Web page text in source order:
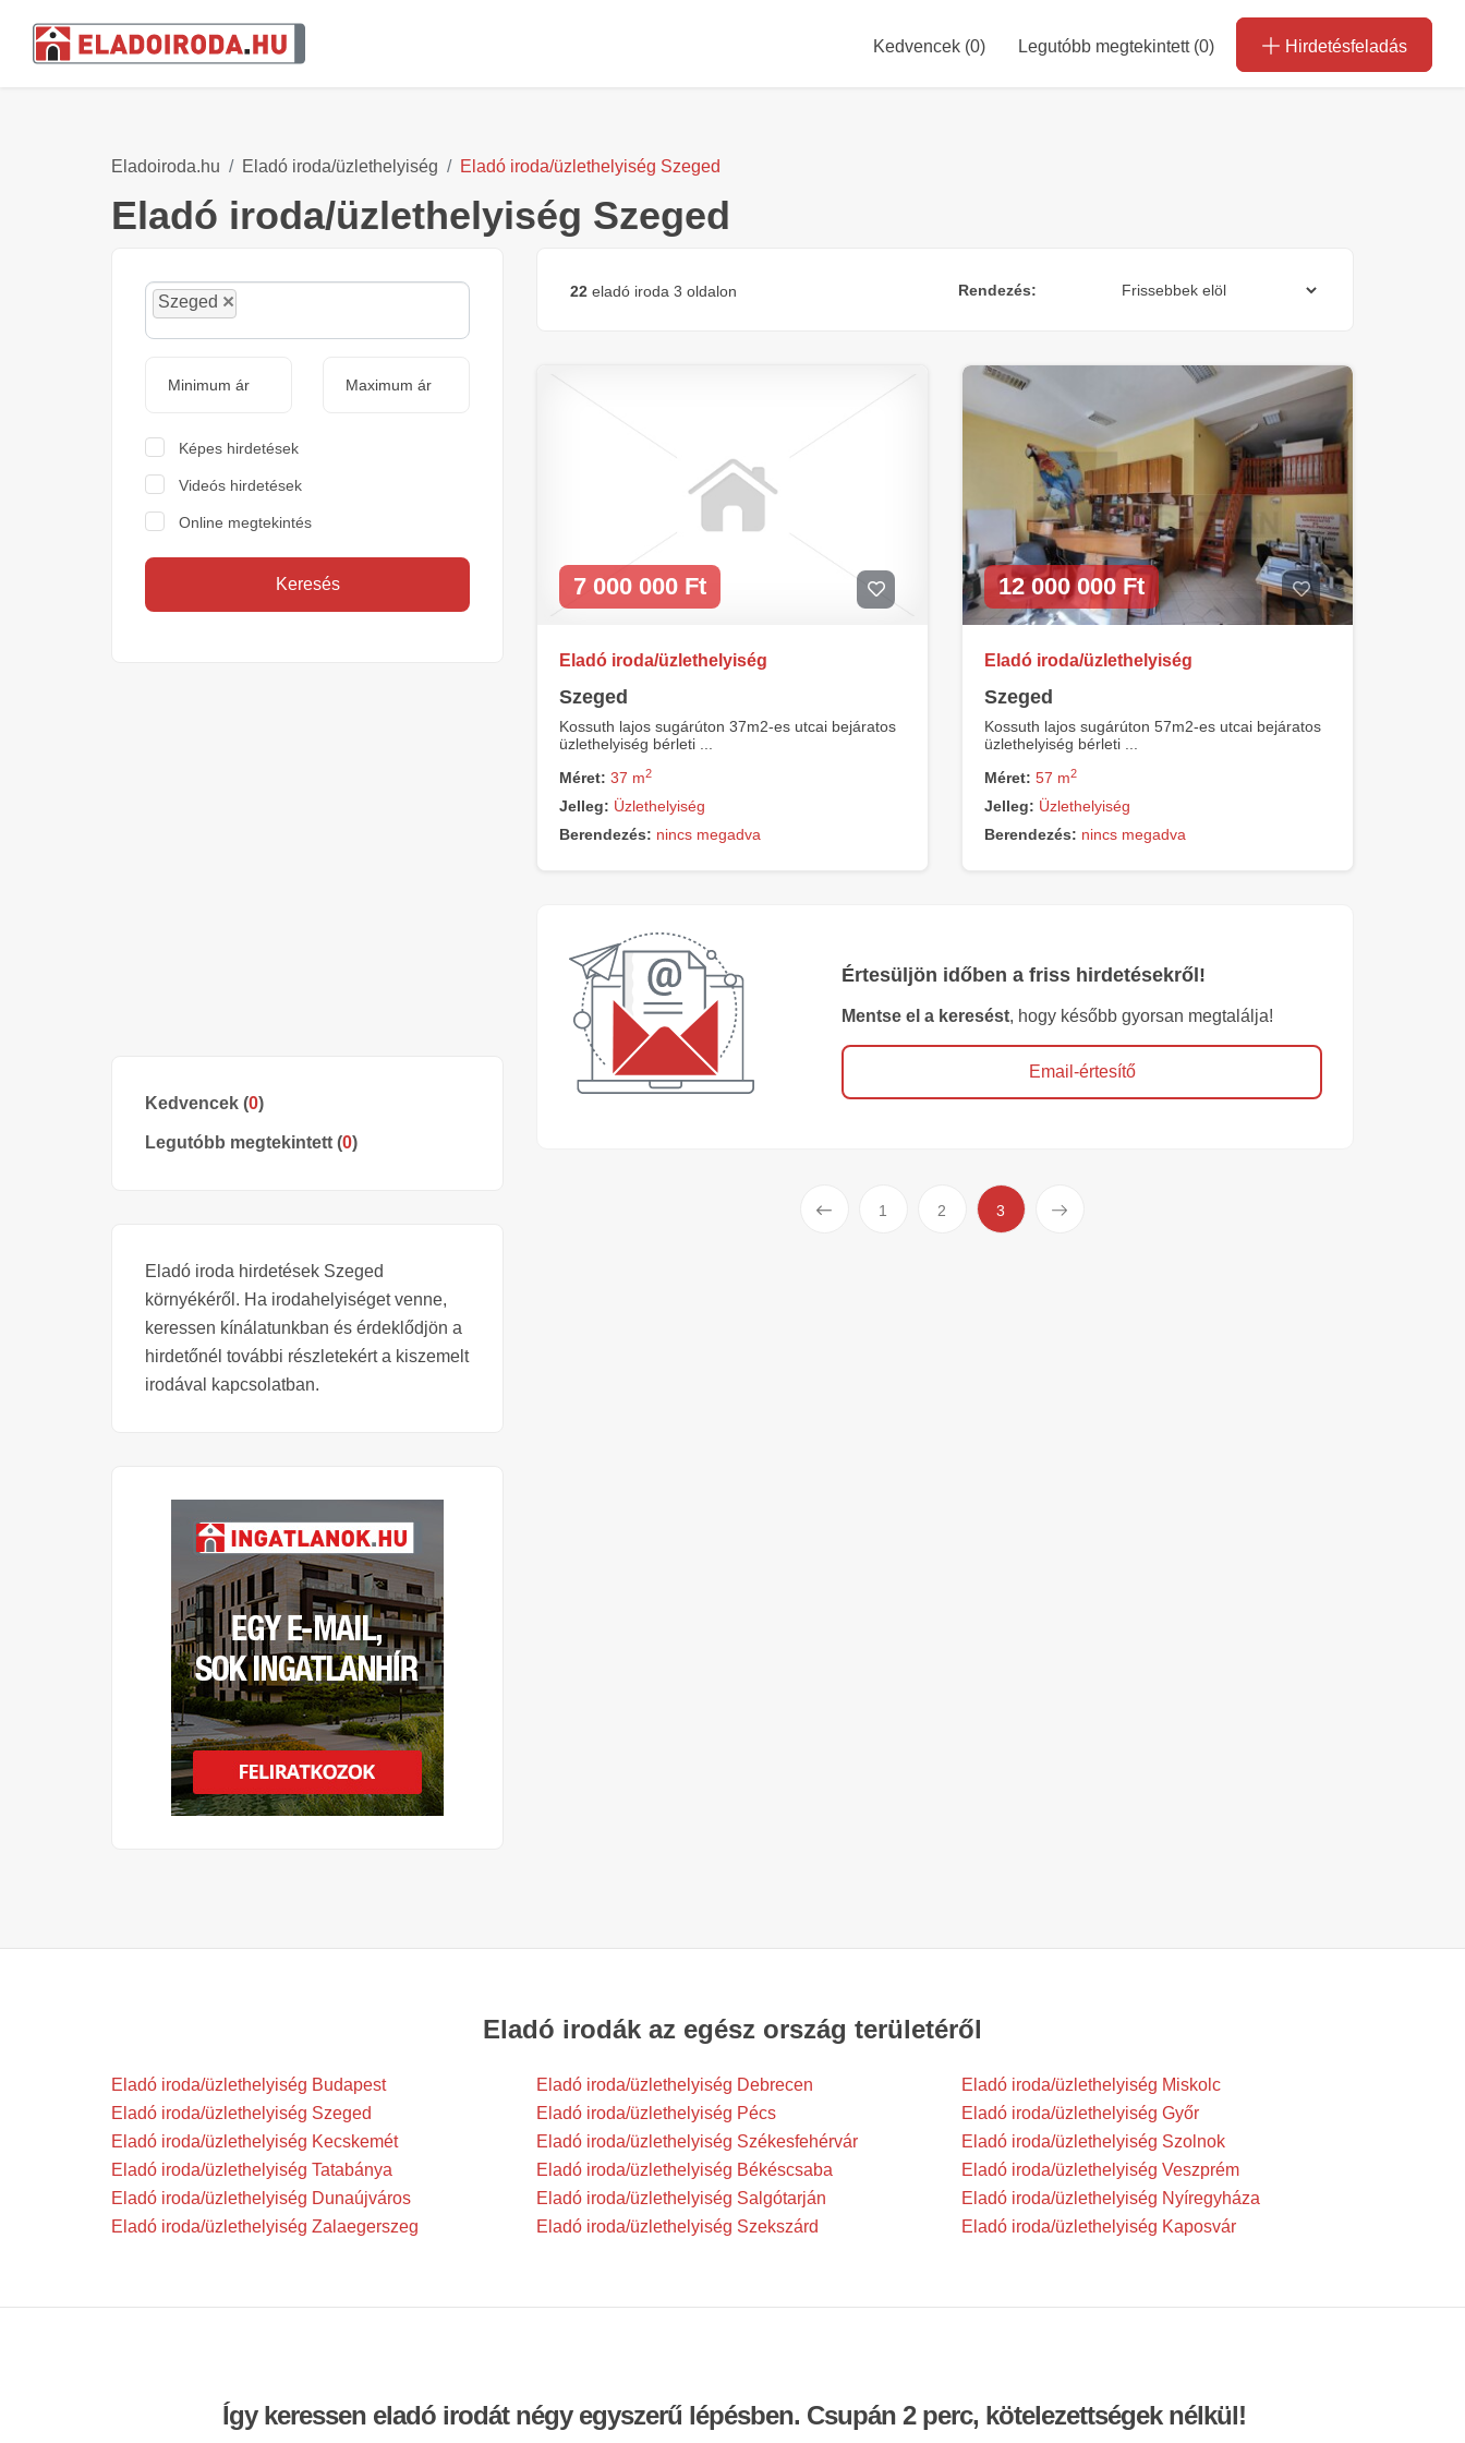
Kedvencek (0) Legutóbb megtekintett (0) Hirdetésfeladás
Eladoiroda.hu Eladó iroda/üzlethelyiség Eladó iroda/üzlethelyiség Szeged
Eladó iroda/üzlethelyiség Szeged
×
Szeged
Képes hirdetések
Videós hirdetések
Online megtekintés
Keresés
Kedvencek (0)
Legutóbb megtekintett (0)
Eladó iroda hirdetések Szeged
környékéről. Ha irodahelyiséget venne,
keressen kínálatunkban és érdeklődjön a
hirdetőnél további részletekért a kiszemelt
irodával kapcsolatban.
22 eladó iroda 3 oldalon Rendezés:
7 000 000 Ft
Eladó iroda/üzlethelyiség
Szeged
Kossuth lajos sugárúton 37m2-es utcai bejáratos
üzlethelyiség bérleti ...
Méret: 37 m2
Jelleg: Üzlethelyiség
Berendezés: nincs megadva
12 000 000 Ft
Eladó iroda/üzlethelyiség
Szeged
Kossuth lajos sugárúton 57m2-es utcai bejáratos
üzlethelyiség bérleti ...
Méret: 57 m2
Jelleg: Üzlethelyiség
Berendezés: nincs megadva
Értesüljön időben a friss hirdetésekről!
Mentse el a keresést, hogy később gyorsan megtalálja!
Email-értesítő
Előző 1 2 3 Következő
Eladó irodák az egész ország területéről
Eladó iroda/üzlethelyiség Budapest Eladó iroda/üzlethelyiség Debrecen
Eladó iroda/üzlethelyiség Miskolc
Eladó iroda/üzlethelyiség Szeged
Eladó iroda/üzlethelyiség Pécs
Eladó iroda/üzlethelyiség Győr
Eladó iroda/üzlethelyiség Kecskemét
Eladó iroda/üzlethelyiség Székesfehérvár
Eladó iroda/üzlethelyiség Szolnok
Eladó iroda/üzlethelyiség Tatabánya
Eladó iroda/üzlethelyiség Békéscsaba
Eladó iroda/üzlethelyiség Veszprém
Eladó iroda/üzlethelyiség Dunaújváros
Eladó iroda/üzlethelyiség Salgótarján
Eladó iroda/üzlethelyiség Nyíregyháza
Eladó iroda/üzlethelyiség Zalaegerszeg
Eladó iroda/üzlethelyiség Szekszárd Eladó iroda/üzlethelyiség Kaposvár
Így keressen eladó irodát négy egyszerű lépésben. Csupán 2 perc, kötelezettségek nélkül!